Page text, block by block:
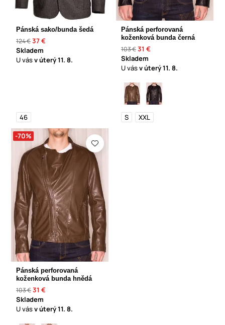
Pánská sako/bunda šedá
124 €37 €
Skladem
U vásv úterý11. 8.
46
Pánská perforovaná
koženková bunda černá
103 €31 €
Skladem
U vásv úterý11. 8.
S XXL
-70%
Pánská perforovaná
koženková bunda hnědá
103 €31 €
Skladem
U vásv úterý11. 8.